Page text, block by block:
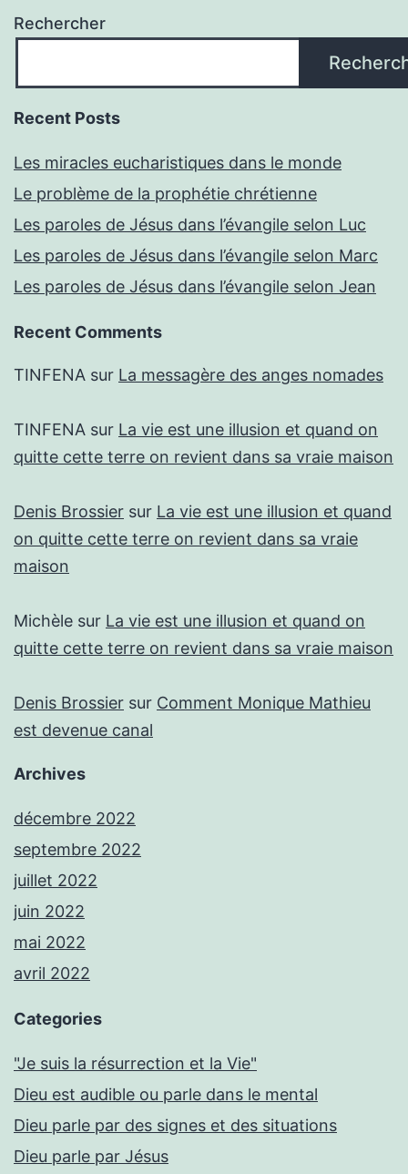
Rechercher
Recent Posts
Les miracles eucharistiques dans le monde
Le problème de la prophétie chrétienne
Les paroles de Jésus dans l’évangile selon Luc
Les paroles de Jésus dans l’évangile selon Marc
Les paroles de Jésus dans l’évangile selon Jean
Recent Comments
TINFENA sur La messagère des anges nomades
TINFENA sur La vie est une illusion et quand on
quitte cette terre on revient dans sa vraie maison
Denis Brossier sur La vie est une illusion et quand
on quitte cette terre on revient dans sa vraie
maison
Michèle sur La vie est une illusion et quand on
quitte cette terre on revient dans sa vraie maison
Denis Brossier sur Comment Monique Mathieu
est devenue canal
Archives
décembre 2022
septembre 2022
juillet 2022
juin 2022
mai 2022
avril 2022
Categories
"Je suis la résurrection et la Vie"
Dieu est audible ou parle dans le mental
Dieu parle par des signes et des situations
Dieu parle par Jésus